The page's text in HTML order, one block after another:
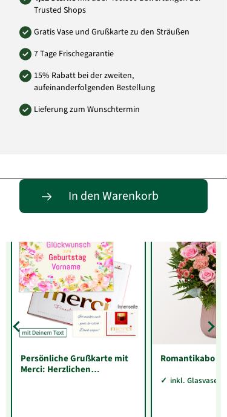
Trusted Shops
Gratis Vase und Grußkarte zu den Sträußen
7 Tage Frischegarantie
15% Rabatt bei der zweiten,
aufeinanderfolgenden Bestellung
Lieferung zum Wunschtermin
In den Warenkorb
Entdecke passende Alternativen
Persönliche Grußkarte mit
Merci: Herzlichen
Romantikabo
inkl. Glasvase